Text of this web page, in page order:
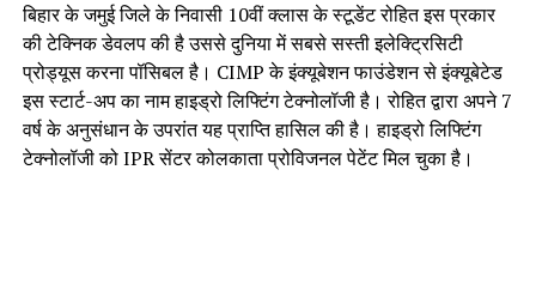
बिहार के जमुई जिले के निवासी 10वीं क्लास के स्टूडेंट रोहित इस प्रकार
की टेक्निक डेवलप की है उससे दुनिया में सबसे सस्ती इलेक्ट्रिसिटी
प्रोड्यूस करना पॉसिबल है। CIMP के इंक्यूबेशन फाउंडेशन से इंक्यूबेटेड
इस स्टार्ट-अप का नाम हाइड्रो लिफ्टिंग टेक्नोलॉजी है। रोहित द्वारा अपने 7
वर्ष के अनुसंधान के उपरांत यह प्राप्ति हासिल की है। हाइड्रो लिफ्टिंग
टेक्नोलॉजी को IPR सेंटर कोलकाता प्रोविजनल पेटेंट मिल चुका है।